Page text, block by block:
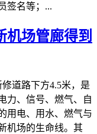
签名等；...
机场管廊得到
道路下方4.5米，是
力、信号、燃气、自
用电、用水、燃气与
机场的生命线。其